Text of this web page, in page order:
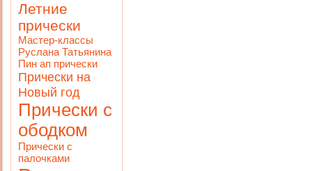
Летние
прически
Мастер-классы
Руслана Татьянина
Пин ап прически
Прически на
Новый год
Прически с
ободком
Прически с
палочками